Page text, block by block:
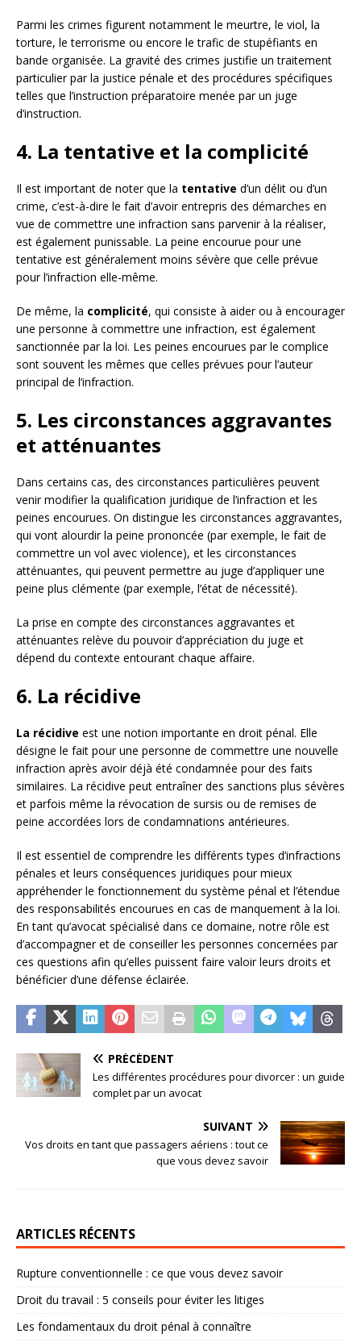
Parmi les crimes figurent notamment le meurtre, le viol, la
torture, le terrorisme ou encore le trafic de stupéfiants en
bande organisée. La gravité des crimes justifie un traitement
particulier par la justice pénale et des procédures spécifiques
telles que l’instruction préparatoire menée par un juge
d’instruction.
4. La tentative et la complicité
Il est important de noter que la tentative d’un délit ou d’un
crime, c’est-à-dire le fait d’avoir entrepris des démarches en
vue de commettre une infraction sans parvenir à la réaliser,
est également punissable. La peine encourue pour une
tentative est généralement moins sévère que celle prévue
pour l’infraction elle-même.
De même, la complicité, qui consiste à aider ou à encourager
une personne à commettre une infraction, est également
sanctionnée par la loi. Les peines encourues par le complice
sont souvent les mêmes que celles prévues pour l’auteur
principal de l’infraction.
5. Les circonstances aggravantes
et atténuantes
Dans certains cas, des circonstances particulières peuvent
venir modifier la qualification juridique de l’infraction et les
peines encourues. On distingue les circonstances aggravantes,
qui vont alourdir la peine prononcée (par exemple, le fait de
commettre un vol avec violence), et les circonstances
atténuantes, qui peuvent permettre au juge d’appliquer une
peine plus clémente (par exemple, l’état de nécessité).
La prise en compte des circonstances aggravantes et
atténuantes relève du pouvoir d’appréciation du juge et
dépend du contexte entourant chaque affaire.
6. La récidive
La récidive est une notion importante en droit pénal. Elle
désigne le fait pour une personne de commettre une nouvelle
infraction après avoir déjà été condamnée pour des faits
similaires. La récidive peut entraîner des sanctions plus sévères
et parfois même la révocation de sursis ou de remises de
peine accordées lors de condamnations antérieures.
Il est essentiel de comprendre les différents types d’infractions
pénales et leurs conséquences juridiques pour mieux
appréhender le fonctionnement du système pénal et l’étendue
des responsabilités encourues en cas de manquement à la loi.
En tant qu’avocat spécialisé dans ce domaine, notre rôle est
d’accompagner et de conseiller les personnes concernées par
ces questions afin qu’elles puissent faire valoir leurs droits et
bénéficier d’une défense éclairée.
PRÉCÉDENT
Les différentes procédures pour divorcer : un guide
complet par un avocat
SUIVANT
Vos droits en tant que passagers aériens : tout ce
que vous devez savoir
ARTICLES RÉCENTS
Rupture conventionnelle : ce que vous devez savoir
Droit du travail : 5 conseils pour éviter les litiges
Les fondamentaux du droit pénal à connaître